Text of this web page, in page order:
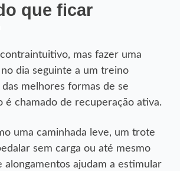
que ficar
mas fazer uma
dia seguinte a um treino
melhores formas de se
é chamado de recuperação ativa.
uma caminhada leve, um trote
sem carga ou até mesmo
alongamentos ajudam a estimular